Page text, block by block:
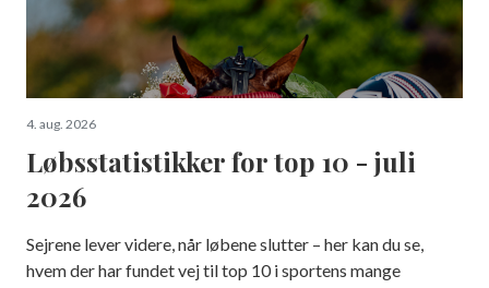
4. aug. 2026
Løbsstatistikker for top 10 - juli
2026
Sejrene lever videre, når løbene slutter – her kan du se,
hvem der har fundet vej til top 10 i sportens mange